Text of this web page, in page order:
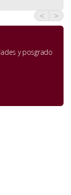
< >
y posgrado